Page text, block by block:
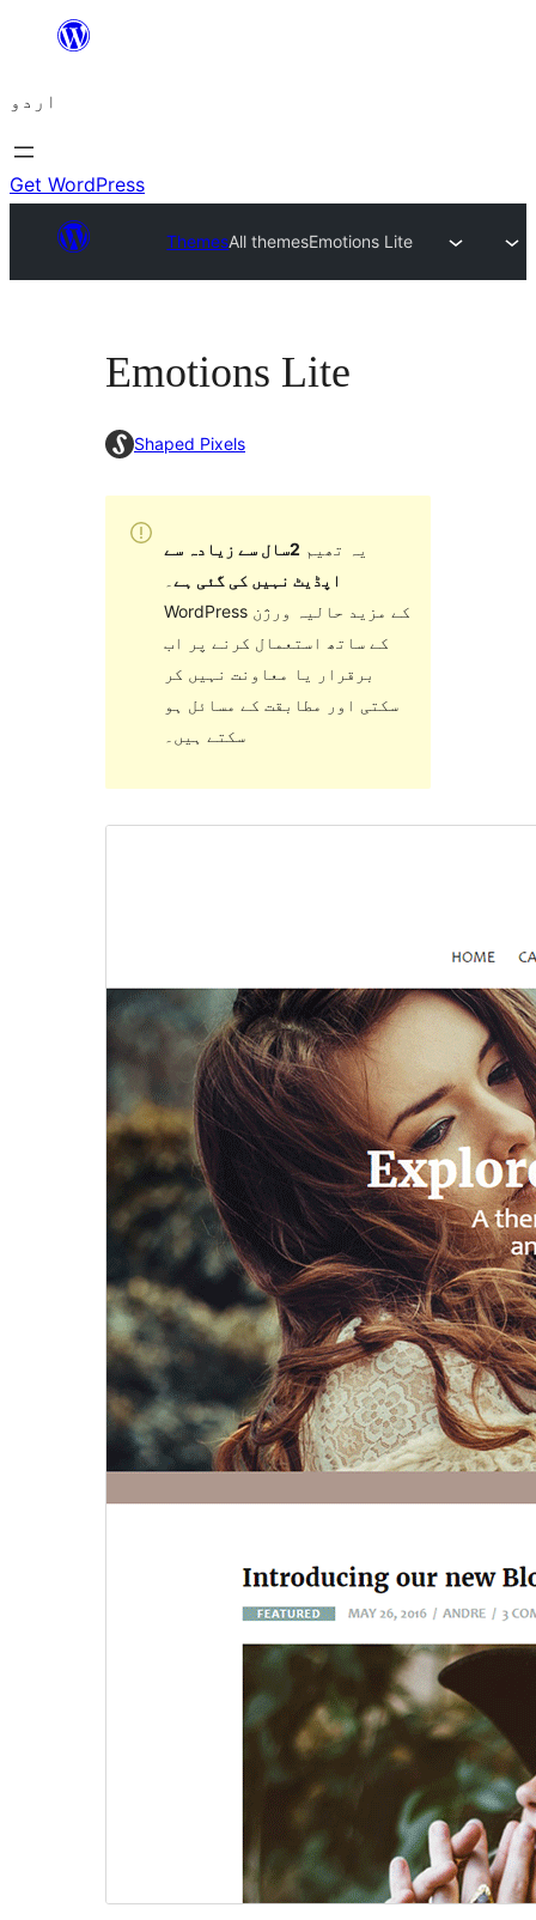
چھوڑیں
پر
جائیں
اردو
Get WordPress
ThemesAll themesEmotions Lite
Emotions Lite
Shaped Pixels
یہ تھیم
2سال سے زیادہ سے
اپڈیٹ نہیں کی گئی ہے
WordPress کے مزید حالیہ ورژن
کے ساتھ استعمال کرنے پر اب
برقرار یا معاونت نہیں کر
سکتی اور مطابقت کے مسائل ہو
سکتے ہیں۔